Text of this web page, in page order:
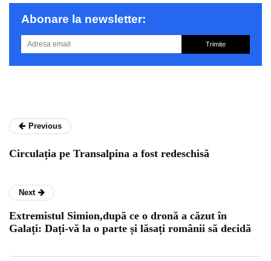
Abonare la newsletter:
Trimite
Previous
Circulația pe Transalpina a fost redeschisă
Next
Extremistul Simion,după ce o dronă a căzut în
Galați: Dați-vă la o parte și lăsați românii să decidă